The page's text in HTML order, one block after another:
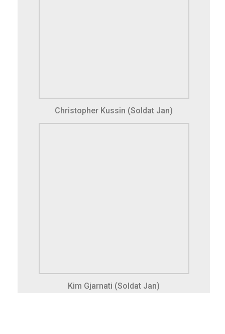
Christopher Kussin (Soldat Jan)
Kim Gjarnati (Soldat Jan)